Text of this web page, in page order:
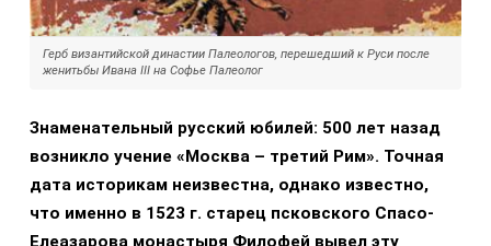
Герб византийской династии Палеологов, перешедший к Руси после
женитьбы Ивана III на Софье Палеолог
Знаменательный русский юбилей: 500 лет назад
возникло учение «Москва – третий Рим». Точная
дата историкам неизвестна, однако известно,
что именно в 1523 г. старец псковского Спасо-
Елеазарова монастыря Филофей вывел эту